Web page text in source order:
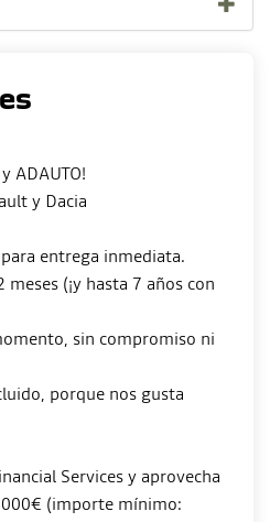
ADAUTO!
y Dacia
entrega inmediata.
(¡y hasta 7 años con
sin compromiso ni
porque nos gusta
Services y aprovecha
(importe mínimo: